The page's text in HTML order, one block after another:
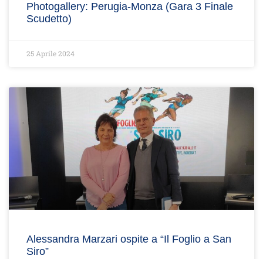
Photogallery: Perugia-Monza (Gara 3 Finale
Scudetto)
25 Aprile 2024
Alessandra Marzari ospite a “Il Foglio a San
Siro”